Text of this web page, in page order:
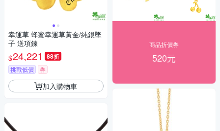
幸運草 蜂蜜幸運草黃金/純銀墜
子 送項鍊
$24,221 88折
挑戰低價 券
加入購物車
商品折價券
520元